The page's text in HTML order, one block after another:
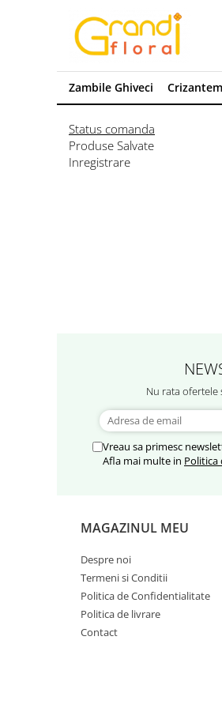
Flori Grădină
Toate florile
Semiumbra sau umbra
Steaua Egiptului
Trompeta ingerilor
Flori Ghiveci
Flori Ghiveci Exterior
Flori Ghiveci Interior
Zambile Ghiveci
Status comanda
Produse Salvate
Inregistrare
Nu rata
Vreau sa primesc
Afla mai multe in
MAGAZINUL MEU
Despre noi
Termeni si Conditii
Politica de Confidentialitate
Politica de livrare
Contact